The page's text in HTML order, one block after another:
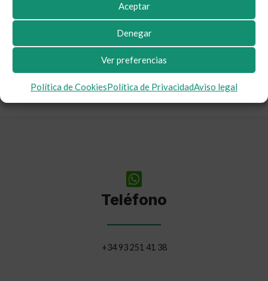
Aceptar
Denegar
Ver preferencias
Política de CookiesPolítica de PrivacidadAviso legal
Estoy de acuerdo con lapolítica de privacidad.
Teléfono
+34 93 251 41 38